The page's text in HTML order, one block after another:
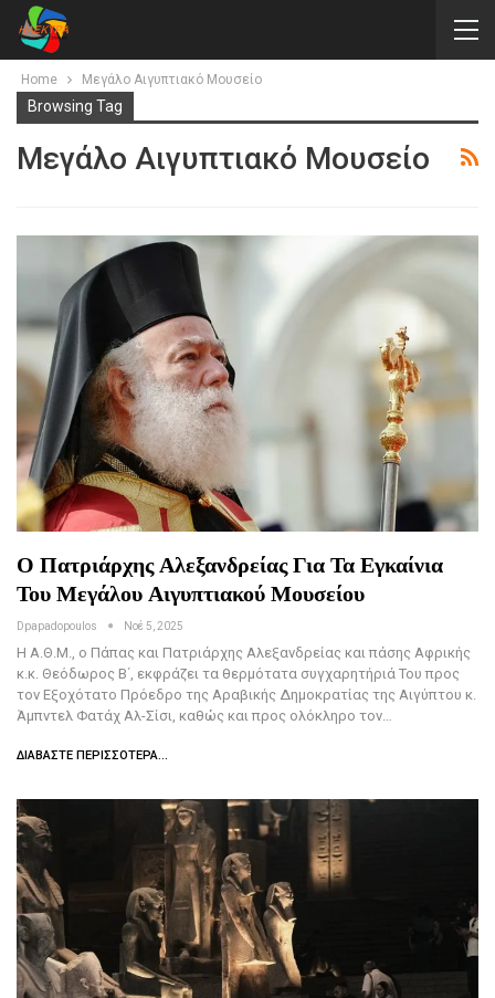
Home Μεγάλο Αιγυπτιακό Μουσείο
Browsing Tag
Μεγάλο Αιγυπτιακό Μουσείο
Ο Πατριάρχης Αλεξανδρείας Για Τα Εγκαίνια
Του Μεγάλου Αιγυπτιακού Μουσείου
Dpapadopoulos Νοέ 5, 2025
Η Α.Θ.Μ., ο Πάπας και Πατριάρχης Αλεξανδρείας και πάσης Αφρικής
κ.κ. Θεόδωρος Β΄, εκφράζει τα θερμότατα συγχαρητήριά Του προς
τον Εξοχότατο Πρόεδρο της Αραβικής Δημοκρατίας της Αιγύπτου κ.
Άμπντελ Φατάχ Αλ-Σίσι, καθώς και προς ολόκληρο τον…
ΔΙΑΒΆΣΤΕ ΠΕΡΙΣΣΌΤΕΡΑ...